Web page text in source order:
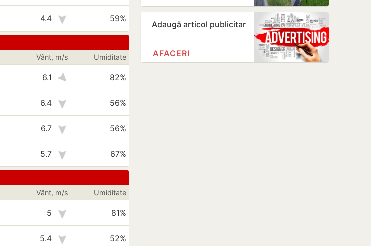
4.4 59%
Vânt, m/s Umiditate
6.1 82%
6.4 56%
6.7 56%
5.7 67%
Vânt, m/s Umiditate
5 81%
5.4 52%
Adaugă articol publicitar
AFACERI